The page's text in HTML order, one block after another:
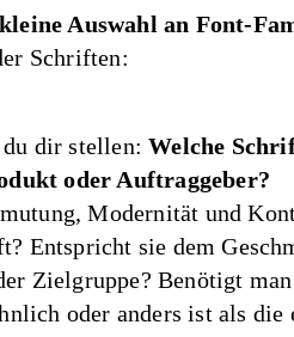
Auswahl an Font-
Schriften:
du dir stellen:Welche
oder Auftraggeber?
Modernität und
Entspricht sie dem
Zielgruppe? Benötigt
oder anders ist als die